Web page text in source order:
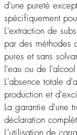
d'une pureté
spécifiquement
L'extraction de
par des méthodes
pures et sans
l'eau ou de
L'absence totale
production et
La garantie d'une
déclaration
L'utilisation de